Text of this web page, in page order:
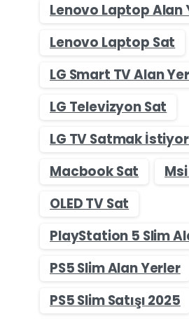
Lenovo Laptop Alan
Lenovo Laptop Sat
LG Smart TV Alan
LG Televizyon Sat
LG TV Satmak
Macbook Sat
OLED TV Sat
PlayStation 5 Slim
PS5 Slim Alan Yerler
PS5 Slim Satışı 2025